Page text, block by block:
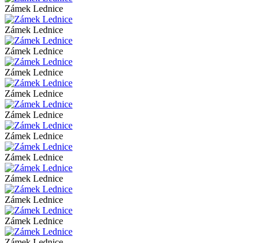
Zámek Lednice
Zámek Lednice
Zámek Lednice
Zámek Lednice
Zámek Lednice
Zámek Lednice
Zámek Lednice
Zámek Lednice
Zámek Lednice
Zámek Lednice
Zámek Lednice